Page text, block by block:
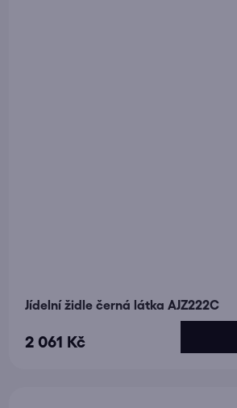
Jídelní židle černá látka AJZ222C
2 061 Kč